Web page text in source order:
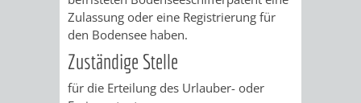
UNTEREN
DENKMALSCHUTZBEHÖRDE
IM
BEREICH
DENKMALSCHUTZ
VERKAUF
STÄDTISCHER
HÄUSER
Zulassung oder eine Registrierung für
den Bodensee haben.
Zuständige Stelle
für die Erteilung des Urlauber- oder